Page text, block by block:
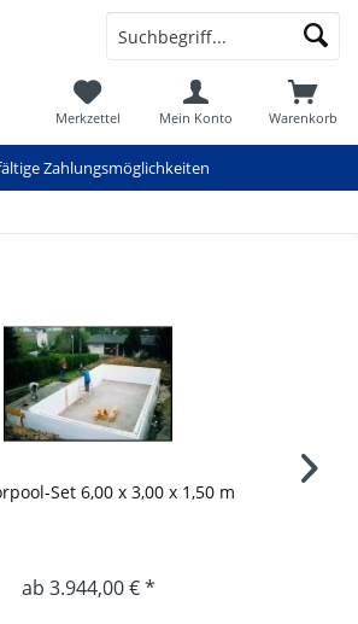
Zahlungsmöglichkeiten
Warenkorb
Merkzettel Mein Konto
Set 6,00 x 3,00 x 1,50 m
ab 3.944,00 € *